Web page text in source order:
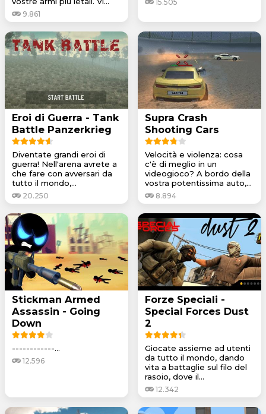
9.861
15.505
Eroi di Guerra - Tank
Battle Panzerkrieg
Diventate grandi eroi di
guerra! Nell'arena avrete a
che fare con avversari da
tutto il mondo,...
20.250
Supra Crash
Shooting Cars
Velocità e violenza: cosa
c'è di meglio in un
videogioco? A bordo della
vostra potentissima auto,...
8.894
Stickman Armed
Assassin - Going
Down
------------...
12.596
Forze Speciali -
Special Forces Dust
2
Giocate assieme ad utenti
da tutto il mondo, dando
vita a battaglie sul filo del
rasoio, dove il...
12.342